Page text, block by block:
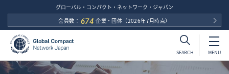
SEARCH MENU
グローバル・コンパクト・ネットワーク・ジャパン
会員数： 674 企業・団体 （2026年7月時点）